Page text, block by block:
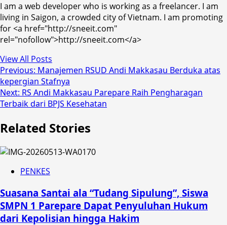
I am a web developer who is working as a freelancer. I am
living in Saigon, a crowded city of Vietnam. I am promoting
for <a href="http://sneeit.com"
rel="nofollow">http://sneeit.com</a>
View All Posts
Post
navigation
Previous: Manajemen RSUD Andi Makkasau Berduka atas
kepergian Stafnya
Next: RS Andi Makkasau Parepare Raih Pengharagan
Terbaik dari BPJS Kesehatan
Related Stories
PENKES
Suasana Santai ala “Tudang Sipulung”, Siswa
SMPN 1 Parepare Dapat Penyuluhan Hukum
dari Kepolisian hingga Hakim